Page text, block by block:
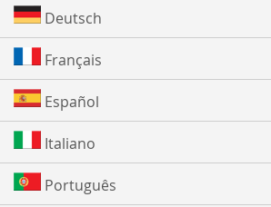
Deutsch
Français
Español
Italiano
Português